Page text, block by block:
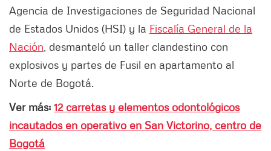
Agencia de Investigaciones de Seguridad Nacional
de Estados Unidos (HSI) y la Fiscalía General de la
Nación , desmanteló un taller clandestino con
explosivos y partes de Fusil en apartamento al
Norte de Bogotá.
Ver más: 12 carretas y elementos odontológicos
incautados en operativo en San Victorino, centro de
Bogotá